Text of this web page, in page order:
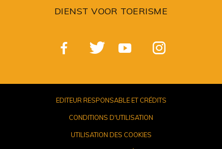
DIENST VOOR TOERISME
EDITEUR RESPONSABLE ET CRÉDITS
CONDITIONS D'UTILISATION
UTILISATION DES COOKIES